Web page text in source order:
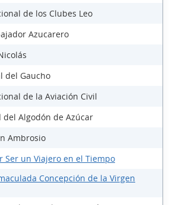
de los Clubes Leo
Azucarero
del Gaucho
de la Aviación Civil
del Algodón de Azúcar
Ambrosio
Ser un Viajero en el Tiempo
Concepción de la Virgen